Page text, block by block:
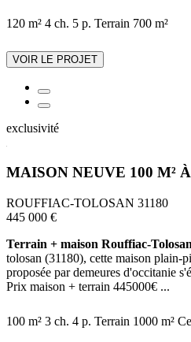
120 m² 4 ch. 5 p. Terrain 700 m²
VOIR LE PROJET
exclusivité
MAISON NEUVE 100 M²
ROUFFIAC-TOLOSAN 31180
445 000 €
Terrain + maison Rouffiac-Tolosan
tolosan (31180), cette maison plain-
proposée par demeures d'occitanie
Prix maison + terrain 445000€ ...
100 m² 3 ch. 4 p. Terrain 1000 m²